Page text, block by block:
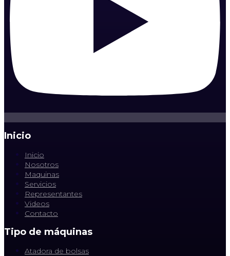
Inicio
Inicio
Nosotros
Maquinas
Servicios
Representantes
Videos
Contacto
Tipo de máquinas
Atadora de bolsas